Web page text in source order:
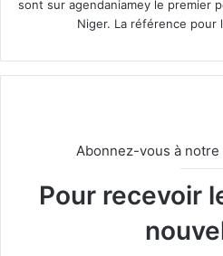
sont sur agendaniamey le premier
Niger. La référence pour
Abonnez-vous à
Pour recevoir